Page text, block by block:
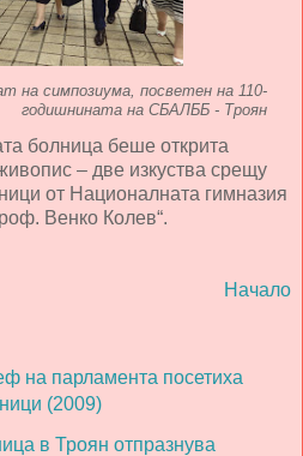
на симпозиума, посветен на 110-
годишнината на СБАЛББ - Троян
болница беше открита
– две изкуства срещу
от Националната гимназия
Венко Колев“.
Начало
на парламента посетиха
(2009)
в Троян отпразнува